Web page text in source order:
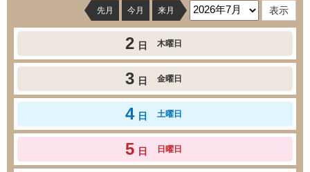
先月 今月 来月
2 日 木曜日
3 日 金曜日
4 日 土曜日
5 日 日曜日